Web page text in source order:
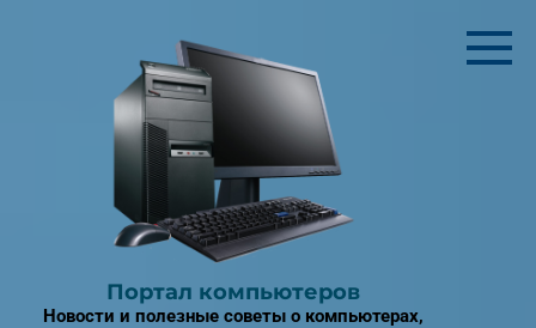
Портал компьютеров
Новости и полезные советы о компьютерах,